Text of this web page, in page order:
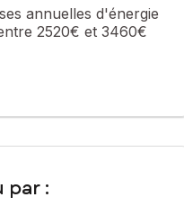
annuelles d'énergie
2520€ et 3460€
par :